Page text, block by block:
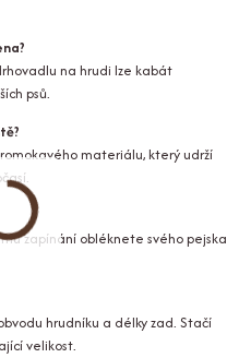
na hrudi lze kabát
psů.
materiálu, který udrží
zapínání obléknete svého pejska
hrudníku a délky zad. Stačí
velikost.